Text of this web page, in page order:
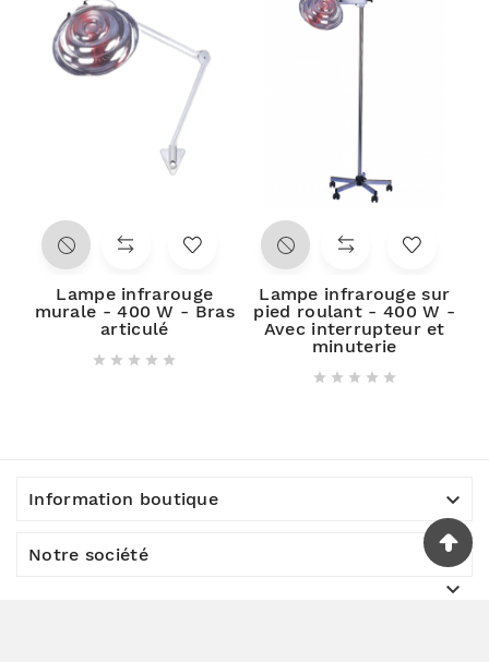
Lampe infrarouge
murale - 400 W - Bras
articulé
    
Lampe infrarouge sur
pied roulant - 400 W -
Avec interrupteur et
minuterie
    
Information boutique 
Notre société

